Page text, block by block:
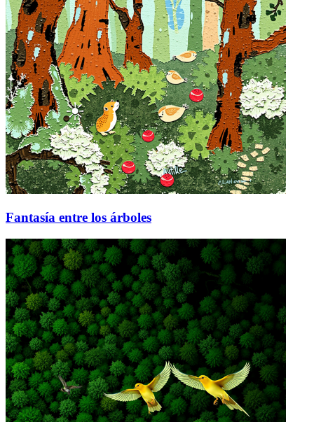
Fantasía entre los árboles